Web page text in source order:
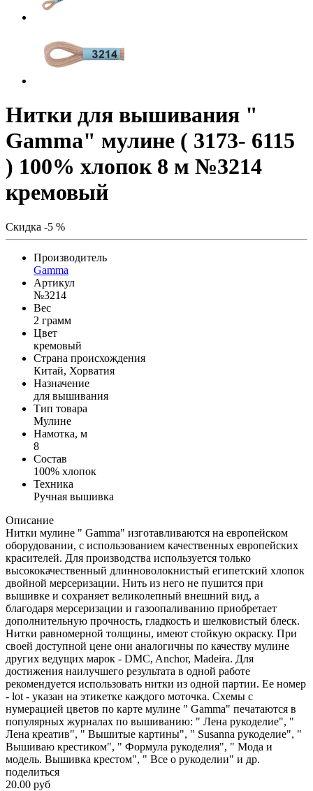
Нитки для вышивания "
Gamma" мулине ( 3173- 6115
) 100% хлопок 8 м №3214
кремовый
Скидка -5 %
Производитель
Gamma
Артикул
№3214
Вес
2 грамм
Цвет
кремовый
Страна происхождения
Китай, Хорватия
Назначение
для вышивания
Тип товара
Мулине
Намотка, м
8
Состав
100% хлопок
Техника
Ручная вышивка
Описание
Нитки мулине " Gamma" изготавливаются на европейском
оборудовании, с использованием качественных европейских
красителей. Для производства используется только
высококачественный длинноволокнистый египетский хлопок
двойной мерсеризации. Нить из него не пушится при
вышивке и сохраняет великолепный внешний вид, а
благодаря мерсеризации и газоопаливанию приобретает
дополнительную прочность, гладкость и шелковистый блеск.
Нитки равномерной толщины, имеют стойкую окраску. При
своей доступной цене они аналогичны по качеству мулине
других ведущих марок - DMC, Anchor, Madeira. Для
достижения наилучшего результата в одной работе
рекомендуется использовать нитки из одной партии. Ее номер
- lot - указан на этикетке каждого моточка. Схемы с
нумерацией цветов по карте мулине " Gamma" печатаются в
популярных журналах по вышиванию: " Лена рукоделие", "
Лена креатив", " Вышитые картины", " Susanna рукоделие", "
Вышиваю крестиком", " Формула рукоделия", " Мода и
модель. Вышивка крестом", " Все о рукоделии" и др.
поделиться
20.00 руб